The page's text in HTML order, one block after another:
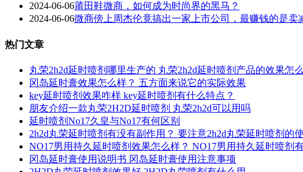
2024-06-06莆田鞋微商，如何成为时尚界的黑马？
2024-06-06微商傍上周杰伦竟搞出一家上市公司，最赚钱的是
热门文章
丸荣2h2d延时喷剂哪里生产的 丸荣2h2d延时喷剂产品的效果怎
冈岛延时膏效果怎么样？ 五方面来说它的实际效果
key延时喷剂效果咋样 key延时喷剂有什么特点？
朋友介绍一款丸荣2H2D延时喷剂 丸荣2h2d可以用吗
延时喷剂No17久皇与No17有何区别
2h2d丸荣延时喷剂有没有副作用？ 要注意2h2d丸荣延时喷剂的
NO17男用持久延时喷剂效果怎么样？ NO17男用持久延时喷剂
冈岛延时膏使用说明书 冈岛延时膏使用注意事项